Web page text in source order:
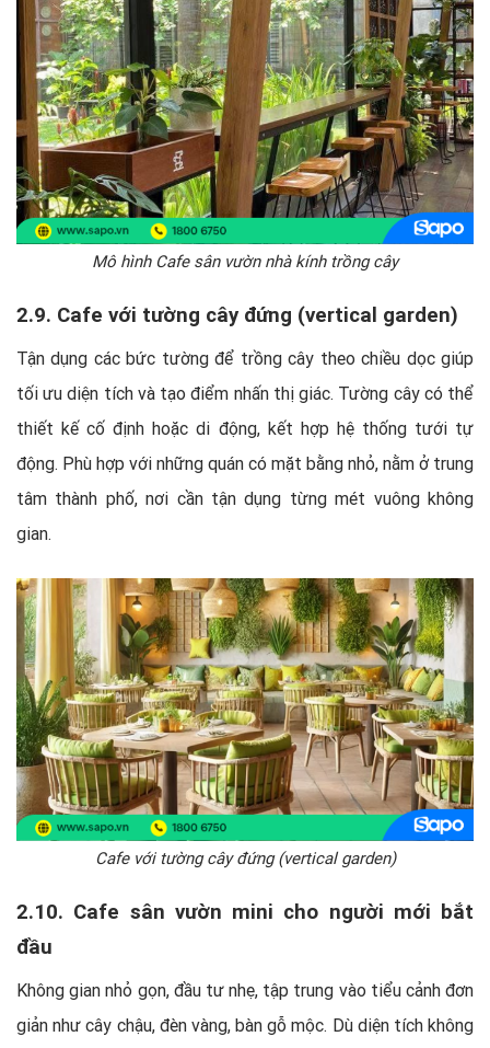
Mô hình Cafe sân vườn nhà kính trồng cây
2.9. Cafe với tường cây đứng (vertical garden)
Tận dụng các bức tường để trồng cây theo chiều dọc giúp
tối ưu diện tích và tạo điểm nhấn thị giác. Tường cây có thể
thiết kế cố định hoặc di động, kết hợp hệ thống tưới tự
động. Phù hợp với những quán có mặt bằng nhỏ, nằm ở trung
tâm thành phố, nơi cần tận dụng từng mét vuông không
gian.
Cafe với tường cây đứng (vertical garden)
2.10. Cafe sân vườn mini cho người mới bắt
đầu
Không gian nhỏ gọn, đầu tư nhẹ, tập trung vào tiểu cảnh đơn
giản như cây chậu, đèn vàng, bàn gỗ mộc. Dù diện tích không